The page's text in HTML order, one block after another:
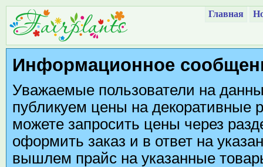
Главная
Информационное
Уважаемые пользователи на
публикуем цены на декоративные
можете запросить цены через
оформить заказ и в ответ на
вышлем прайс на указанные